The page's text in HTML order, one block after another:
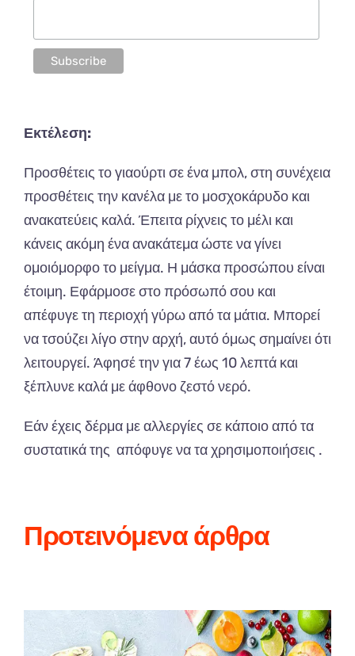
Εκτέλεση:
Προσθέτεις τογιαούρτισεένα μπολ, στη συνέχεια
προσθέτεις την κανέλα μετο μοσχοκάρυδο και
ανακατεύεις καλά. Έπειτα ρίχνεις το μέλι και
κάνεις ακόμη ένα ανακάτεμαώστεναγίνει
ομοιόμορφοτο μείγμα. Η μάσκα προσώπου είναι
έτοιμη. Εφάρμοσεστοπρόσωπόσου και
απέφυγετη περιοχή γύρωαπό τα μάτια. Μπορεί
νατσούζειλίγοστηναρχή, αυτόόμως σημαίνειότι
λειτουργεί. Άφησέτηνγια 7έως 10λεπτά και
ξέπλυνε καλά μεάφθονοζεστόνερό.
Εάνέχεις δέρμα μεαλλεργίες σε κάποιοαπό τα
συστατικάτης απόφυγενα ταχρησιμοποιήσεις .
Προτεινόμενα άρθρα